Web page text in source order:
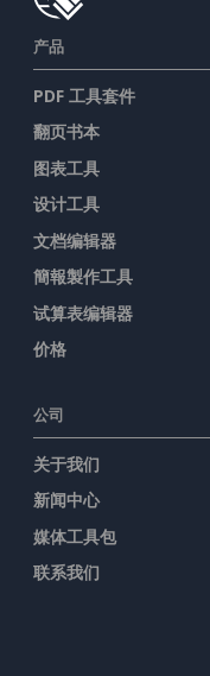
产品
PDF 工具套件
翻页书本
图表工具
设计工具
文档编辑器
簡報製作工具
试算表编辑器
价格
公司
关于我们
新闻中心
媒体工具包
联系我们